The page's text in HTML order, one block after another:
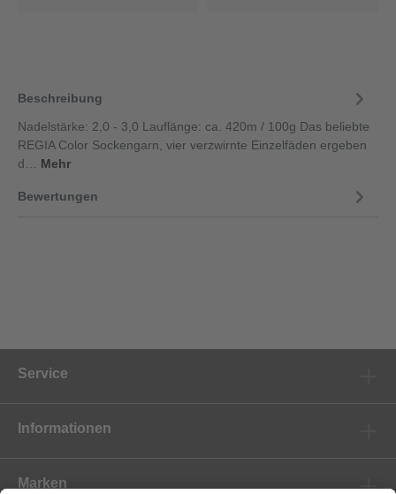
Beschreibung
Nadelstärke: 2,0 - 3,0 Lauflänge: ca. 420m / 100g Das beliebte
REGIA Color Sockengarn, vier verzwirnte Einzelfäden ergeben
d… Mehr
Bewertungen
Service
Informationen
Marken